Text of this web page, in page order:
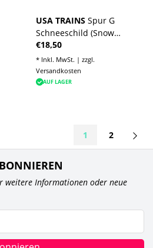
USA TRAINS Spur G
Schneeschild (Snow
Plow)
€18,50
* Inkl. MwSt. | zzgl.
Versandkosten
AUF LAGER
1 2
weitere Informationen oder neue